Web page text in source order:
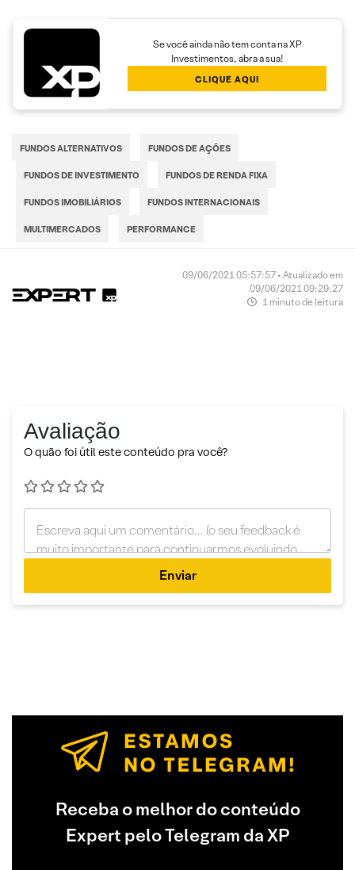
Se você ainda não tem conta na XP
Investimentos, abra a sua!
CLIQUE AQUI
FUNDOS ALTERNATIVOS FUNDOS DE AÇÕES
FUNDOS DE INVESTIMENTO FUNDOS DE RENDA FIXA
FUNDOS IMOBILIÁRIOS FUNDOS INTERNACIONAIS
MULTIMERCADOS PERFORMANCE
09/06/2021 05:57:57 • Atualizado em
09/06/2021 09:29:27
1 minuto de leitura
Avaliação
O quão foi útil este conteúdo pra você?
Enviar
Receba o melhor do conteúdo
Expert pelo Telegram da XP